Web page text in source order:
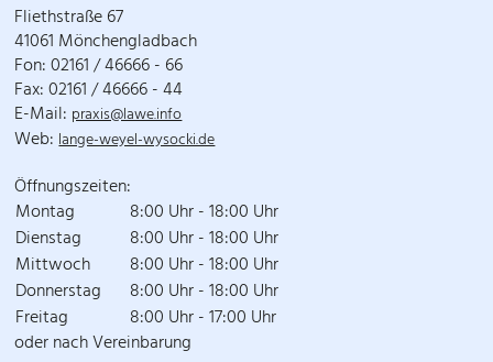
Fliethstraße 67
41061 Mönchengladbach
Fon: 02161 / 46666 - 66
Fax: 02161 / 46666 - 44
E-Mail: praxis@lawe.info
Web:lange-weyel-wysocki.de
Öffnungszeiten:
Montag
8:00 Uhr - 18:00 Uhr
Dienstag
8:00 Uhr - 18:00 Uhr
Mittwoch
8:00 Uhr - 18:00 Uhr
Donnerstag 8:00 Uhr - 18:00 Uhr
Freitag
8:00 Uhr - 17:00 Uhr
oder nach Vereinbarung